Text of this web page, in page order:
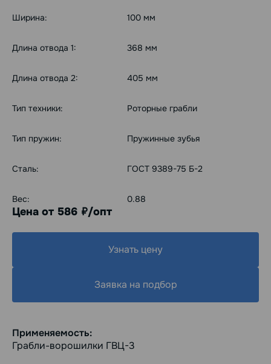
Ширина: 100 мм
Длина отвода 1: 368 мм
Длина отвода 2: 405 мм
Тип техники: Роторные грабли
Тип пружин: Пружинные зубья
Сталь: ГОСТ 9389-75 Б-2
Вес: 0.88
Цена от 586 руб./опт
Узнать цену
Заявка на подбор
Применяемость:
Грабли-ворошилки ГВЦ-3